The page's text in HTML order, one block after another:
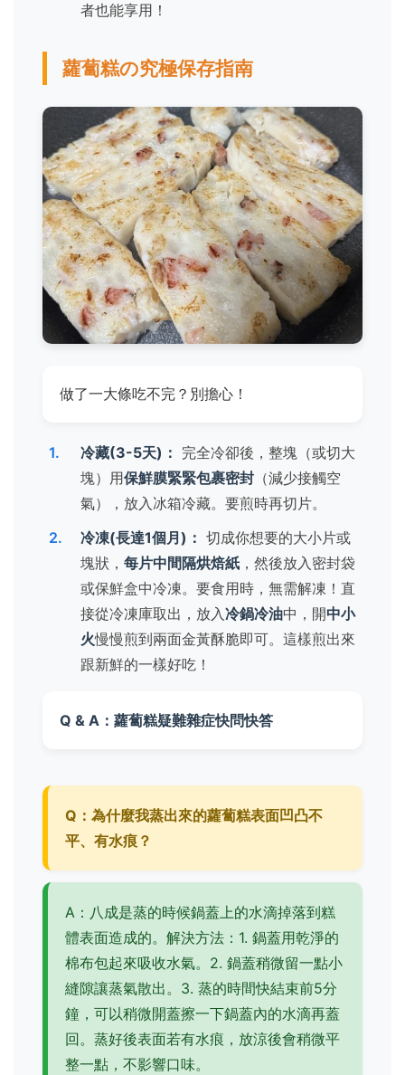
者也能享用！
蘿蔔糕の究極保存指南
做了一大條吃不完？別擔心！
冷藏(3-5天)： 完全冷卻後，整塊（或切大
塊）用保鮮膜緊緊包裹密封 （減少接觸空
氣），放入冰箱冷藏。要煎時再切片。
冷凍(長達1個月)： 切成你想要的大小片或
塊狀， 每片中間隔烘焙紙 ，然後放入密封袋
或保鮮盒中冷凍。要食用時，無需解凍！直
接從冷凍庫取出，放入冷鍋冷油中，開中小
火慢慢煎到兩面金黃酥脆即可。這樣煎出來
跟新鮮的一樣好吃！
Q & A：蘿蔔糕疑難雜症快問快答
Q：為什麼我蒸出來的蘿蔔糕表面凹凸不
平、有水痕？
A：八成是蒸的時候鍋蓋上的水滴掉落到糕
體表面造成的。解決方法：1. 鍋蓋用乾淨的
棉布包起來吸收水氣。2. 鍋蓋稍微留一點小
縫隙讓蒸氣散出。3. 蒸的時間快結束前5分
鐘，可以稍微開蓋擦一下鍋蓋內的水滴再蓋
回。蒸好後表面若有水痕，放涼後會稍微平
整一點，不影響口味。